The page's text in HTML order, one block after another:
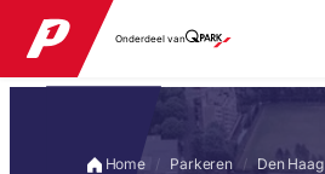
Onderdeel van
Home Parkeren Den Haag